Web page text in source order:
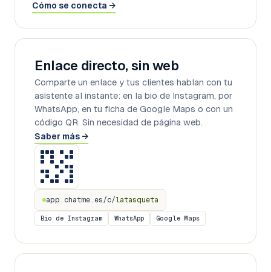
Cómo se conecta →
Enlace directo, sin web
Comparte un enlace y tus clientes hablan con tu
asistente al instante: en la bio de Instagram, por
WhatsApp, en tu ficha de Google Maps o con un
código QR. Sin necesidad de página web.
Saber más →
app.chatme.es/c/latasqueta
Bio de Instagram WhatsApp Google Maps